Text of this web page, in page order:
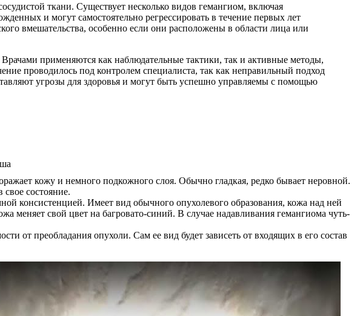
ткани. Существует несколько видов гемангиом, включая
и могут самостоятельно регрессировать в течение первых лет
вмешательства, особенно если они расположены в области лица или
применяются как наблюдательные тактики, так и активные методы,
проводилось под контролем специалиста, так как неправильный подход
угрозы для здоровья и могут быть успешно управляемы с помощью
кожу и немного подкожного слоя. Обычно гладкая, редко бывает неровной.
свое состояние.
консистенцией. Имеет вид обычного опухолевого образования, кожа над ней
меняет свой цвет на багровато-синий. В случае надавливания гемангиома чуть-
от преобладания опухоли. Сам ее вид будет зависеть от входящих в его состав